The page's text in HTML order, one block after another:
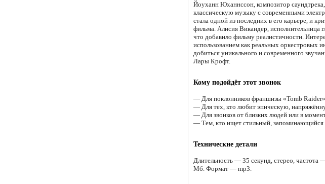
Йоуханн Юханнссон, композитор
классическую музыку с современными
стала одной из последних в его карьере, и
фильма. Алисия Викандер, исполнительница
что добавило фильму реалистичности.
использованием как реальных оркестровых
добиться уникального и современного
Лары Крофт.
Кому подойдёт этот звонок
— Для поклонников франшизы «Tomb
— Для тех, кто любит эпическую,
— Для звонков от близких людей или в
— Тем, кто ищет стильный, запоминающийся
Технические детали
Длительность — 35 секунд, стерео,
Мб. Формат — mp3.